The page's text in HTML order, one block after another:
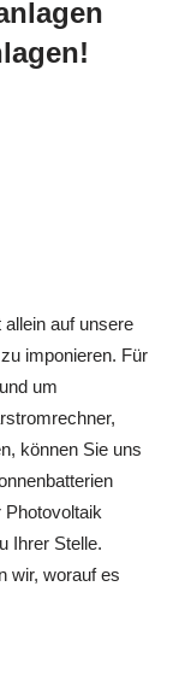
auf unsere
imponieren. Für
um
können Sie uns
Ihrer Stelle.
wir, worauf es